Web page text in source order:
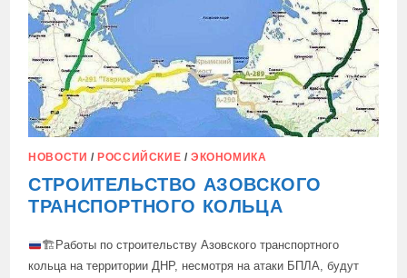
НОВОСТИ / РОССИЙСКИЕ /ЭКОНОМИКА
СТРОИТЕЛЬСТВО АЗОВСКОГО
ТРАНСПОРТНОГО КОЛЬЦА
🏗Работы по строительству Азовского транспортного
кольца на территории ДНР, несмотря на атаки БПЛА, будут